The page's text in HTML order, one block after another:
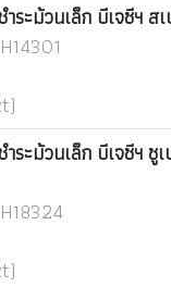
ำระม้วนเล็ก บีเจซีฯ ส
ำระม้วนเล็ก บีเจซีฯ ซู